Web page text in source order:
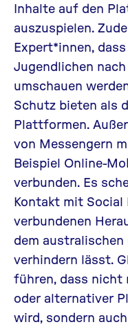
Inhalte auf den
auszuspielen.
Expert*innen,
Jugendlichen
umschauen
Schutz bieten als
Plattformen.
von Messengern
Beispiel Online-
verbunden. Es
Kontakt mit Social
verbundenen
dem
verhindern lässt.
führen, dass nicht
oder alternativer
wird, sondern